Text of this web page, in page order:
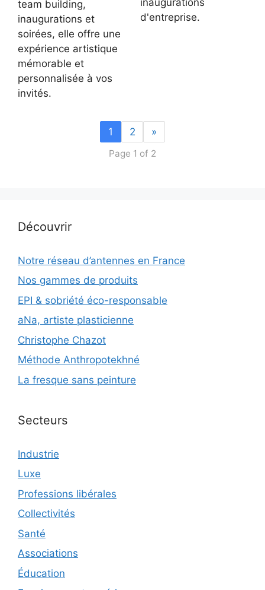
team building,
inaugurations et
soirées, elle offre une
expérience artistique
mémorable et
personnalisée à vos
invités.
inaugurations
d'entreprise.
1 2 »
Page 1 of 2
Découvrir
Notre réseau d’antennes en France
Nos gammes de produits
EPI & sobriété éco-responsable
aNa, artiste plasticienne
Christophe Chazot
Méthode Anthropotekhné
La fresque sans peinture
Secteurs
Industrie
Luxe
Professions libérales
Collectivités
Santé
Associations
Éducation